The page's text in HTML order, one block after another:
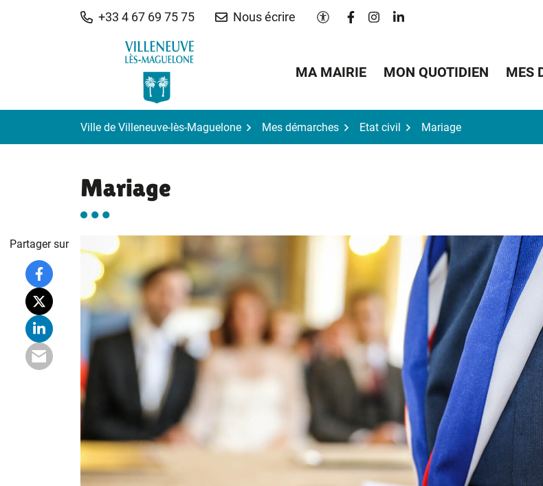
+33 4 67 69 75 75 Nous écrire Paramètres d'accessibilité
Lien vers le compte Facebook
Lien vers le compte Instagram
Lien vers le compte Linkedin
MA MAIRIE MON QUOTIDIEN MES
Ville de Villeneuve-lès-Maguelone Mes démarches Etat civil Mariage
Mariage
Partager sur